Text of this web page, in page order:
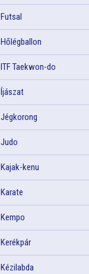
Futsal
Hőlégballon
ITF Taekwon-do
Íjászat
Jégkorong
Judo
Kajak-kenu
Karate
Kempo
Kerékpár
Kézilabda